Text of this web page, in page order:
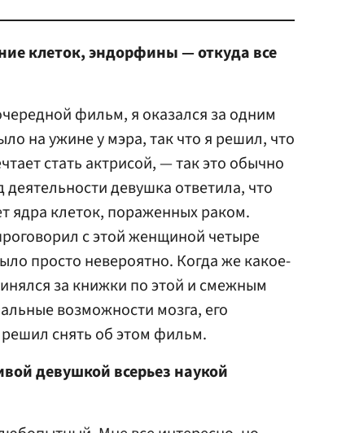
клеток, эндорфины — откуда все
фильм, я оказался за одним
на ужине у мэра, так что я решил, что
стать актрисой, — так это обычно
девушка ответила, что
ядра клеток, пораженных раком.
с этой женщиной четыре
просто невероятно. Когда же какое-
за книжки по этой и смежным
возможности мозга, его
снять об этом фильм.
девушкой всерьез наукой